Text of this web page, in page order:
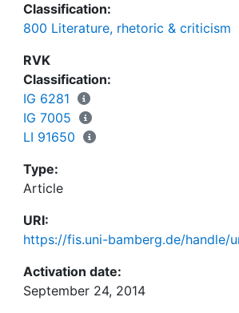
Classification:
800 Literature, rhetoric & criticism
RVK
Classification:
IG 6281
IG 7005
LI 91650
Type:
Article
URI:
https://fis.uni-bamberg.de/handle/
Activation date:
September 24, 2014